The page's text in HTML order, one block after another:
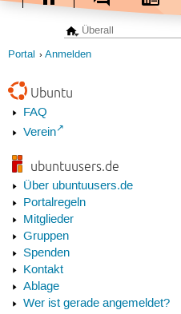
Portal Anmelden
Ubuntu
FAQ
Verein
ubuntuusers.de
Über ubuntuusers.de
Portalregeln
Mitglieder
Gruppen
Spenden
Kontakt
Ablage
Wer ist gerade angemeldet?